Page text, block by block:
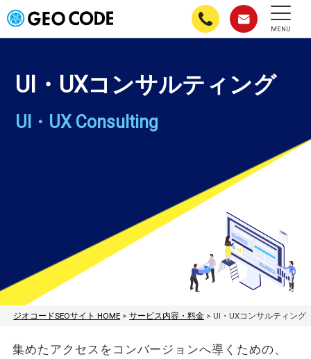
MENU
UI・UXコンサルティング
UI・UX Consulting
ジオコードSEOサイト HOME >サービス内容・料金 > UI・UXコンサルティング
集めたアクセスをコンバージョンへ導くための、